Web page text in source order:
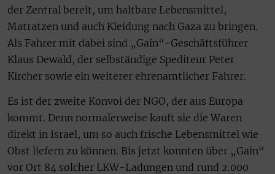
der Zentral bereit, um haltbare Lebensmittel,
Matratzen und auch Kleidung nach Gaza zu bringen.
Als Fahrer mit dabei sind „Gain“-Geschäftsführer
Klaus Dewald, der selbständige Spediteur Peter
Kircher sowie ein weiterer ehrenamtlicher Fahrer.
Es ist der zweite Konvoi der NGO, der aus Europa
kommt. Denn normalerweise kauft sie die Waren
direkt in Israel, um so auch frische Lebensmittel wie
Obst liefern zu können. Bis jetzt konnten über „Gain“
vor Ort 84 solcher LKW-Ladungen und rund 2.000